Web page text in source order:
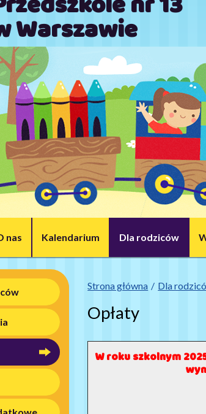
Warszawie
nas Kalendarium Dla rodziców
Strona główna Dla
Opłaty
W roku szkolnym